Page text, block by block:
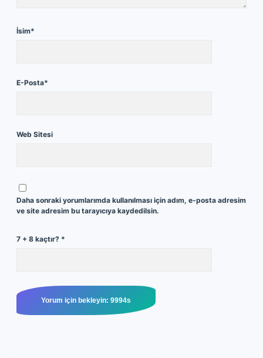
İsim*
E-Posta*
Web Sitesi
Daha sonraki yorumlarımda kullanılması için adım, e-posta adresim
ve site adresim bu tarayıcıya kaydedilsin.
7 + 8 kaçtır? *